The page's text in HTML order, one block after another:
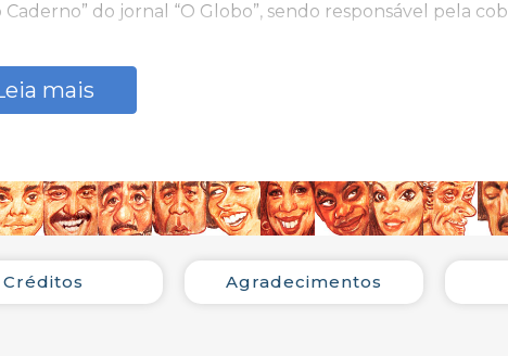
do jornal “O Globo”, sendo responsável pela
da Tarde, Som Três, Manchete, Elle, International
Ivone Lara.
Gravações (Grammy Latino) e no Conselho e Júri do
Rival BR”.
mais
Créditos Agradecimentos